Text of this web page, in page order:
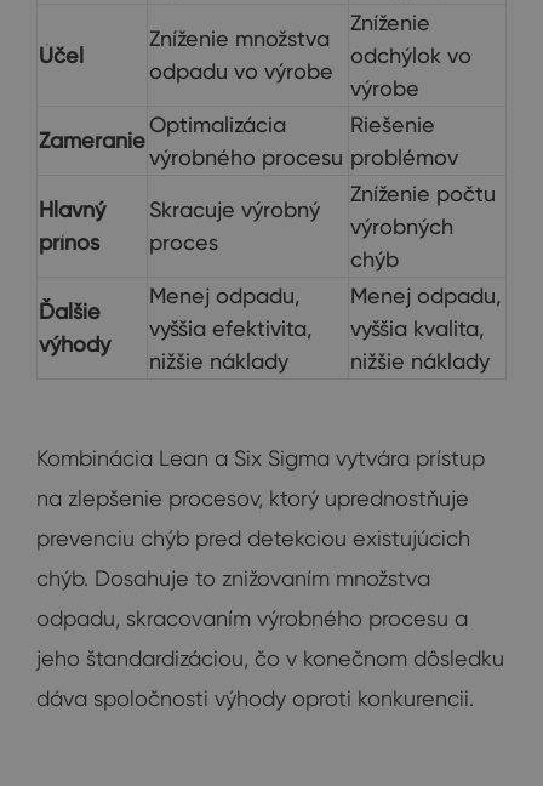
Účel
Zníženie množstva
odpadu vo výrobe
Zníženie
odchýlok vo
výrobe
Zameranie
Optimalizácia
výrobného procesu
Riešenie
problémov
Hlavný
prínos
Skracuje výrobný
proces
Zníženie počtu
výrobných
chýb
Ďalšie
výhody
Menej odpadu,
vyššia efektivita,
nižšie náklady
Menej odpadu,
vyššia kvalita,
nižšie náklady
Kombinácia Lean a Six Sigma vytvára prístup
na zlepšenie procesov, ktorý uprednostňuje
prevenciu chýb pred detekciou existujúcich
chýb. Dosahuje to znižovaním množstva
odpadu, skracovaním výrobného procesu a
jeho štandardizáciou, čo v konečnom dôsledku
dáva spoločnosti výhody oproti konkurencii.